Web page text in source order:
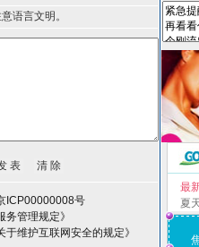
语言文明。
ICP00000008号
管理规定》
维护互联网安全的规定》
最
夏